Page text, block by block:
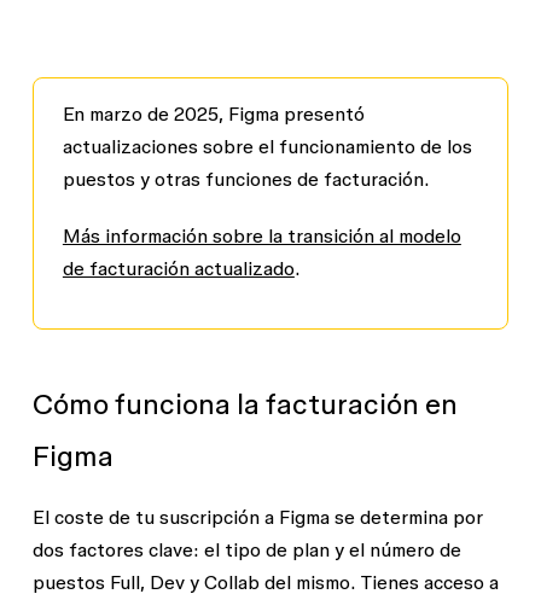
En marzo de 2025, Figma presentó
actualizaciones sobre el funcionamiento de los
puestos y otras funciones de facturación.
Más información sobre la transición al modelo
de facturación actualizado.
Cómo funciona la facturación en
Figma
El coste de tu suscripción a Figma se determina por
dos factores clave: el tipo de plan y el número de
puestos Full, Dev y Collab del mismo. Tienes acceso a